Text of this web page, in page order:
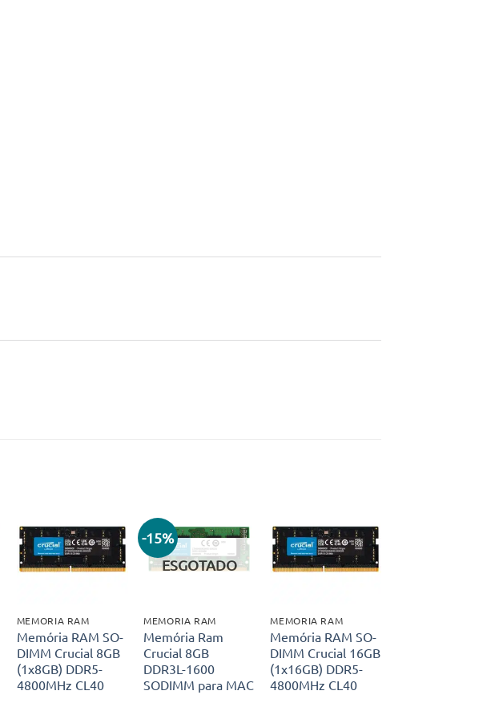
Adicionar
aos meus
desejos
MEMORIA RAM
Memória RAM SO-
DIMM Crucial 8GB
(1x8GB) DDR5-
4800MHz CL40
-15%
Adicionar
aos meus
desejos
ESGOTADO
MEMORIA RAM
Memória Ram
Crucial 8GB
DDR3L-1600
SODIMM para MAC
Adicionar
aos meus
desejos
MEMORIA RAM
Memória RAM SO-
DIMM Crucial 16GB
(1x16GB) DDR5-
4800MHz CL40